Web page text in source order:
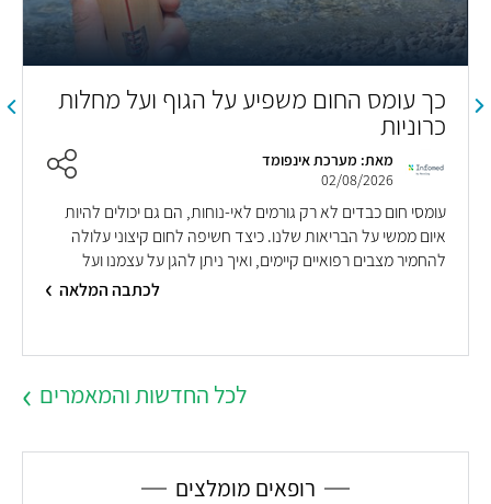
כך עומס החום משפיע על הגוף ועל מחלות
כרוניות
מאת: מערכת אינפומד
02/08/2026
עומסי חום כבדים לא רק גורמים לאי-נוחות, הם גם יכולים להיות
איום ממשי על הבריאות שלנו. כיצד חשיפה לחום קיצוני עלולה
להחמיר מצבים רפואיים קיימים, ואיך ניתן להגן על עצמנו ועל
לכתבה המלאה
לכל החדשות והמאמרים
רופאים מומלצים